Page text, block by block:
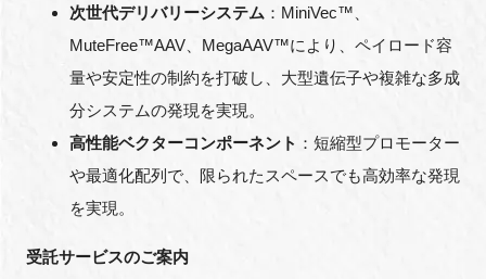
特別会員
施設・アクセス
次世代デリバリーシステム ：MiniVec™、
MuteFree™AAV、MegaAAV™により、ペイロード容
量や安定性の制約を打破し、大型遺伝子や複雑な多成
分システムの発現を実現。
高性能ベクターコンポーネント ：短縮型プロモーター
や最適化配列で、限られたスペースでも高効率な発現
を実現。
受託サービスのご案内